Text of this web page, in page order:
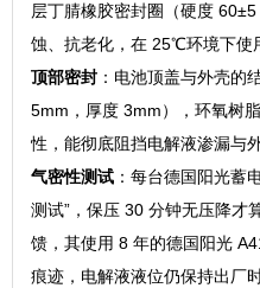
层丁腈橡胶密封圈（硬度
蚀、抗老化，在 25℃环境下使
顶部密封 ：电池顶盖与外壳的
5mm，厚度 3mm），环氧树
性，能彻底阻挡电解液渗漏与
气密性测试 ：每台德国阳光蓄
测试”，保压 30 分钟无压降才
馈，其使用 8 年的德国阳光
痕迹，电解液液位仍保持出厂